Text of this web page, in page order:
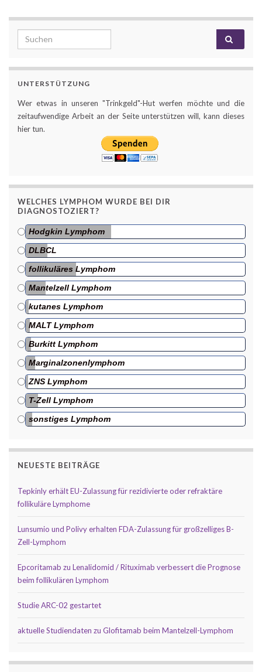
Search for:
UNTERSTÜTZUNG
Wer etwas in unseren "Trinkgeld"-Hut werfen möchte und die
zeitaufwendige Arbeit an der Seite unterstützen will, kann dieses
hier tun.
WELCHES LYMPHOM WURDE BEI DIR
DIAGNOSTOZIERT?
Hodgkin Lymphom
DLBCL
follikuläres Lymphom
Mantelzell Lymphom
kutanes Lymphom
MALT Lymphom
Burkitt Lymphom
Marginalzonenlymphom
ZNS Lymphom
T-Zell Lymphom
sonstiges Lymphom
NEUESTE BEITRÄGE
Tepkinly erhält EU-Zulassung für rezidivierte oder refraktäre
follikuläre Lymphome
Lunsumio und Polivy erhalten FDA-Zulassung für großzelliges B-
Zell-Lymphom
Epcoritamab zu Lenalidomid / Rituximab verbessert die Prognose
beim follikulären Lymphom
Studie ARC-02 gestartet
aktuelle Studiendaten zu Glofitamab beim Mantelzell-Lymphom